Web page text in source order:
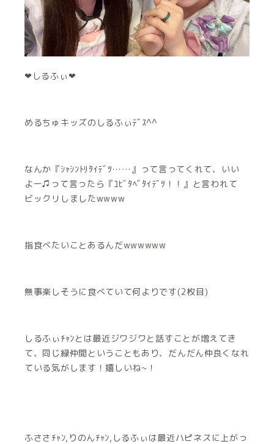
‪‪❤︎‬しるふぃ‪‪❤︎‬
めるちゅキッズのしるふぃﾃﾞｽ^^
なんか『ｼｬｼﾝﾄﾘﾀｲﾃﾞﾂ……』って言ってくれて、いい
よー♫って言ったら『ﾕﾋﾞﾀﾍﾞﾀｲﾃﾞﾂ！！』と言われて
ビックリしましたwwww
指食べたいことあるんだwwwwww
無事楽しそうに食べていて何よりです(2枚目)
しるふぃﾁｬﾝとは最近ジワジワと話すことが増えてき
て、同じ緑仲間ということもあり、だんだん仲良くなれ
ている気がします！嬉しいね~！
ふささﾁｬﾝ,りのんﾁｬﾝ,しるふぃは最近ハピネスに上がっ